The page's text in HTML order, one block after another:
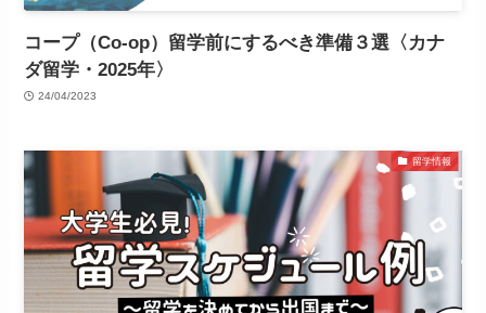
コープ（Co-op）留学前にするべき準備３選〈カナ
ダ留学・2025年〉
24/04/2023
留学情報